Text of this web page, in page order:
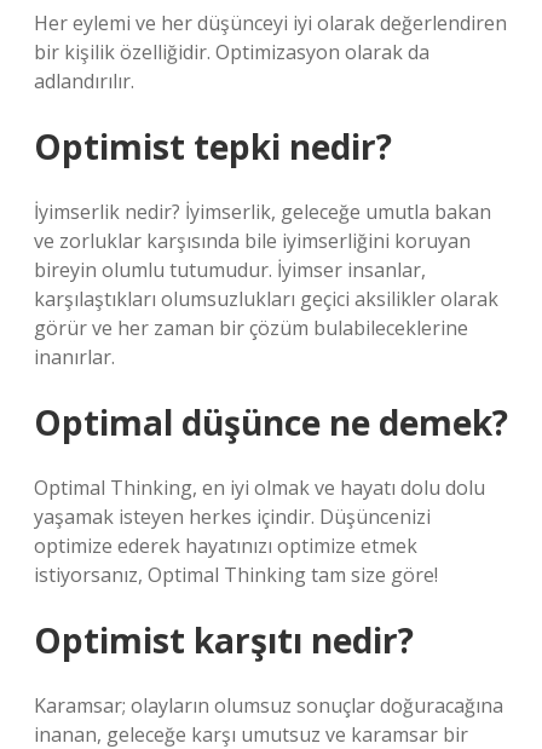
Her eylemi ve her düşünceyi iyi olarak değerlendiren
bir kişilik özelliğidir. Optimizasyon olarak da
adlandırılır.
Optimist tepki nedir?
İyimserlik nedir? İyimserlik, geleceğe umutla bakan
ve zorluklar karşısında bile iyimserliğini koruyan
bireyin olumlu tutumudur. İyimser insanlar,
karşılaştıkları olumsuzlukları geçici aksilikler olarak
görür ve her zaman bir çözüm bulabileceklerine
inanırlar.
Optimal düşünce ne demek?
Optimal Thinking, en iyi olmak ve hayatı dolu dolu
yaşamak isteyen herkes içindir. Düşüncenizi
optimize ederek hayatınızı optimize etmek
istiyorsanız, Optimal Thinking tam size göre!
Optimist karşıtı nedir?
Karamsar; olayların olumsuz sonuçlar doğuracağına
inanan, geleceğe karşı umutsuz ve karamsar bir